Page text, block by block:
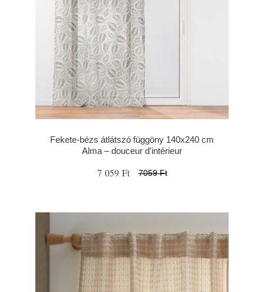
Fekete-bézs átlátszó függöny 140x240 cm
Alma – douceur d'intérieur
7 059 Ft 7059 Ft